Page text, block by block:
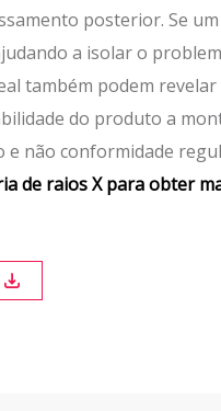
posterior. Se
a isolar o
também podem
do produto a
não conformidade
de raios X para obter